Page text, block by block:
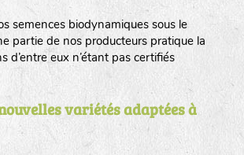
semences biodynamiques sous le
partie de nos producteurs pratique la
d’entre eux n’étant pas certifiés
variétés adaptées à
(Ici Belle de nuit)
(ici 2020)
ou du fournisseur de la